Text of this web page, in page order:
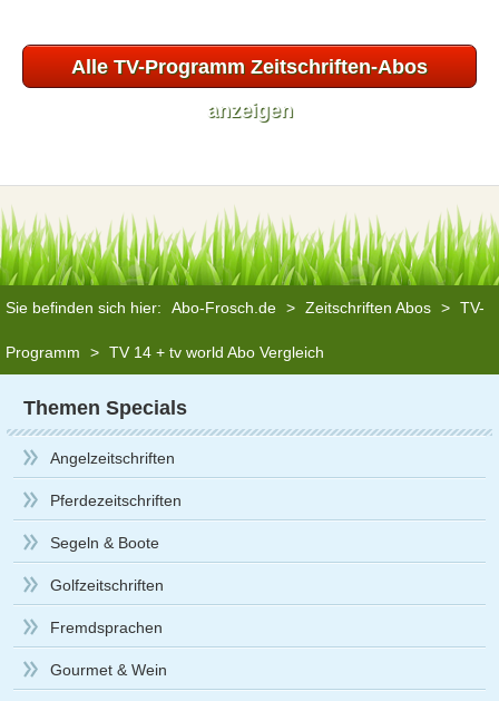
Alle TV-Programm Zeitschriften-Abos
anzeigen
Sie befinden sich hier: Abo-Frosch.de > Zeitschriften Abos > TV-
Programm > TV 14 + tv world Abo Vergleich
Themen Specials
Angelzeitschriften
Pferdezeitschriften
Segeln & Boote
Golfzeitschriften
Fremdsprachen
Gourmet & Wein